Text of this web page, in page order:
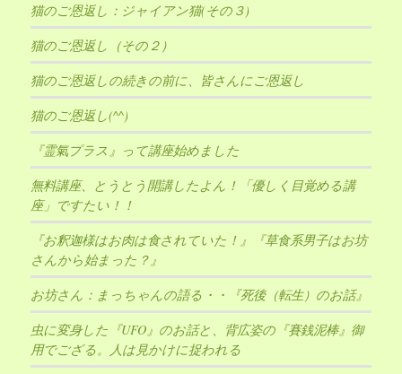
猫のご恩返し：ジャイアン猫(その３)
猫のご恩返し（その２）
猫のご恩返しの続きの前に、皆さんにご恩返し
猫のご恩返し(^^)
『霊氣プラス』って講座始めました
無料講座、とうとう開講したよん！「優しく目覚める講
座」ですたい！！
『お釈迦様はお肉は食されていた！』『草食系男子はお坊
さんから始まった？』
お坊さん：まっちゃんの語る・・『死後（転生）のお話』
虫に変身した『UFO』のお話と、背広姿の『賽銭泥棒』御
用でござる。人は見かけに捉われる